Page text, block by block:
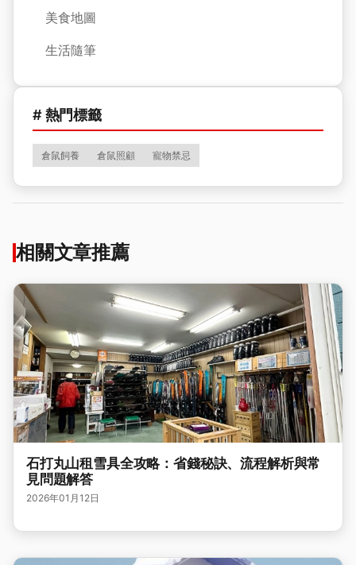
美食地圖
生活隨筆
# 熱門標籤
倉鼠飼養 倉鼠照顧 寵物禁忌
相關文章推薦
石打丸山租雪具全攻略：省錢秘訣、流程解析與常
見問題解答
2026年01月12日